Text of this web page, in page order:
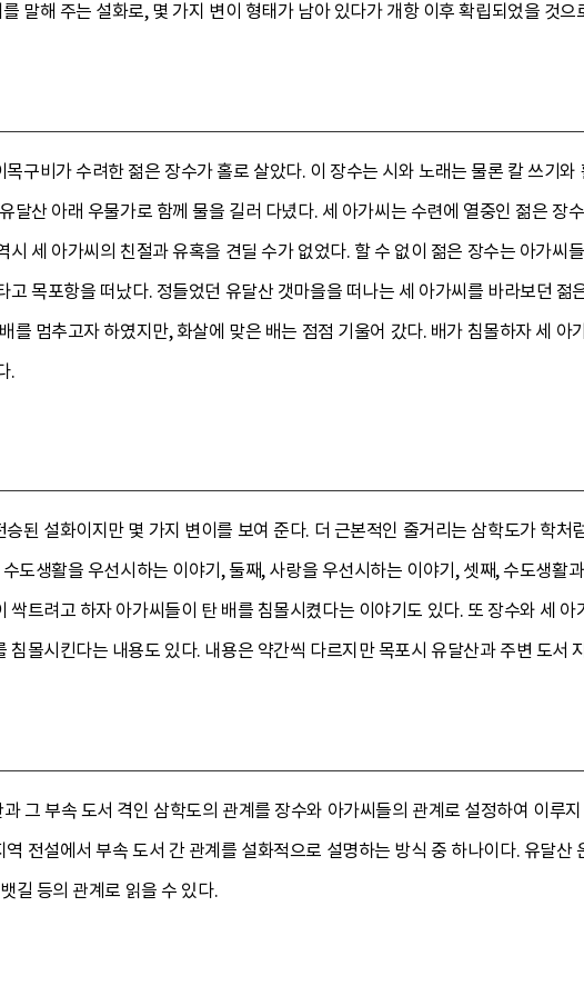
말해 주는 설화로, 몇 가지 변이 형태가 남아 있다가 개항 이후 확립되었을 것으
구비가 수려한 젊은 장수가 홀로 살았다. 이 장수는 시와 노래는 물론 칼 쓰기
달산 아래 우물가로 함께 물을 길러 다녔다. 세 아가씨는 수련에 열중인 젊은 장
시 세 아가씨의 친절과 유혹을 견딜 수가 없었다. 할 수 없이 젊은 장수는 아가씨
고 목포항을 떠났다. 정들었던 유달산 갯마을을 떠나는 세 아가씨를 바라보던
를 멈추고자 하였지만, 화살에 맞은 배는 점점 기울어 갔다. 배가 침몰하자 세
.
된 설화이지만 몇 가지 변이를 보여 준다. 더 근본적인 줄거리는 삼학도가 학
도생활을 우선시하는 이야기, 둘째, 사랑을 우선시하는 이야기, 셋째, 수도생활
싹트려고 하자 아가씨들이 탄 배를 침몰시켰다는 이야기도 있다. 또 장수와 세
침몰시킨다는 내용도 있다. 내용은 약간씩 다르지만 목포시 유달산과 주변 도서
그 부속 도서 격인 삼학도의 관계를 장수와 아가씨들의 관계로 설정하여 이루
전설에서 부속 도서 간 관계를 설화적으로 설명하는 방식 중 하나이다. 유달산
길 등의 관계로 읽을 수 있다.